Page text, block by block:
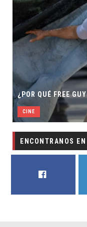
¿POR QUÉ FREE
CINE
ENCONTRANOS